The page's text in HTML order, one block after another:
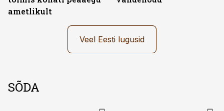
ametlikult
Veel Eesti lugusid
SÕDA